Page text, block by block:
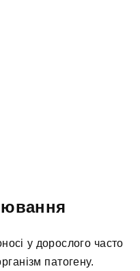
у дорослого часто
патогену.